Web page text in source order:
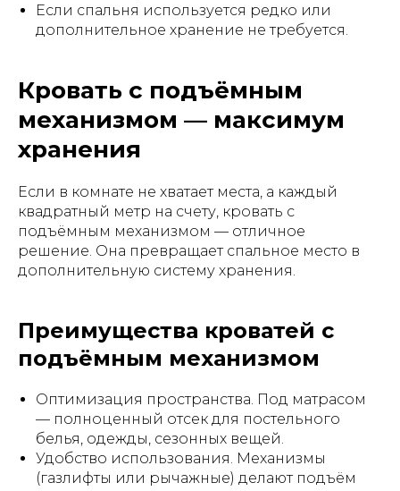
Если спальня используется редко или
дополнительное хранение не требуется.
Кровать с подъёмным
механизмом — максимум
хранения
Если в комнате не хватает места, а каждый
квадратный метр на счету, кровать с
подъёмным механизмом — отличное
решение. Она превращает спальное место в
дополнительную систему хранения.
Преимущества кроватей с
подъёмным механизмом
Оптимизация пространства. Под матрасом
— полноценный отсек для постельного
белья, одежды, сезонных вещей.
Удобство использования. Механизмы
(газлифты или рычажные) делают подъём